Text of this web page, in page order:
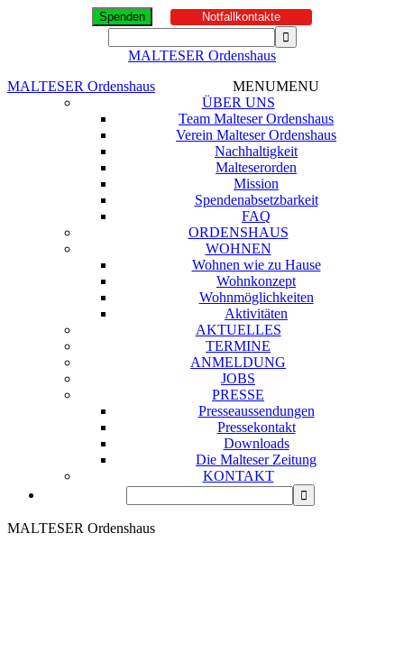
Spenden Notfallkontakte
MALTESER Ordenshaus
MALTESER Ordenshaus
MENUMENU
ÜBER UNS
Team Malteser Ordenshaus
Verein Malteser Ordenshaus
Nachhaltigkeit
Malteserorden
Mission
Spendenabsetzbarkeit
FAQ
ORDENSHAUS
WOHNEN
Wohnen wie zu Hause
Wohnkonzept
Wohnmöglichkeiten
Aktivitäten
AKTUELLES
TERMINE
ANMELDUNG
JOBS
PRESSE
Presseaussendungen
Pressekontakt
Downloads
Die Malteser Zeitung
KONTAKT
MALTESER Ordenshaus